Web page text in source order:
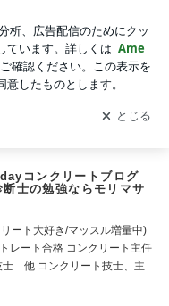
勉強ならモリマサノblo
知
を受け取りまし
開く
コンクリートブログ
士の勉強ならモリマサ
ート大好き/マッスル増量中)
レート合格 コンクリート主任
士 他 コンクリート技士、主